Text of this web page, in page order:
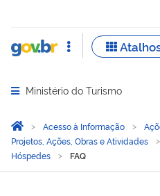
Abrir menu principal de
Ministério do Turismo
Você está aqui:
Página Inicial
Acesso à Informação
Projetos, Ações, Obras e Atividades
Hóspedes
FAQ